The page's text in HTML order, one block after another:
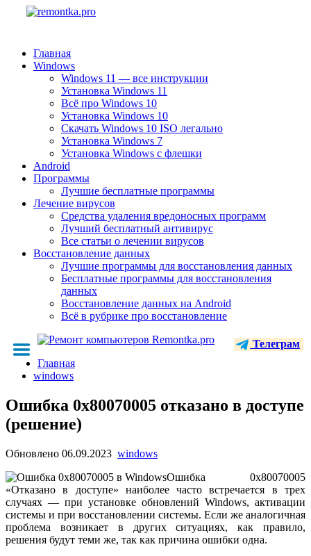
Главная
Windows
Windows 11 — все инструкции
Установка Windows 11
Всё про Windows 10
Установка Windows 10
Скачать Windows 10 ISO легально
Установка Windows 7
Установка Windows с флешки
Android
Программы
Лучшие бесплатные программы
Лечение вирусов
Средства удаления вредоносных программ
Лучший бесплатный антивирус
Все статьи о лечении вирусов
Восстановление данных
Лучшие программы для восстановления данных
Бесплатные программы для восстановления
данных
Восстановление данных на Android
Всё в рубрике про восстановление
Телеграм
Главная
windows
Ошибка 0x80070005 отказано в доступе
(решение)
Обновлено 06.09.2023 windows
Ошибка 0x80070005
«Отказано в доступе» наиболее часто встречается в трех
случаях — при установке обновлений Windows, активации
системы и при восстановлении системы. Если же аналогичная
проблема возникает в других ситуациях, как правило,
решения будут теми же, так как причина ошибки одна.